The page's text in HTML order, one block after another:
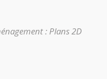
: Plans 2D